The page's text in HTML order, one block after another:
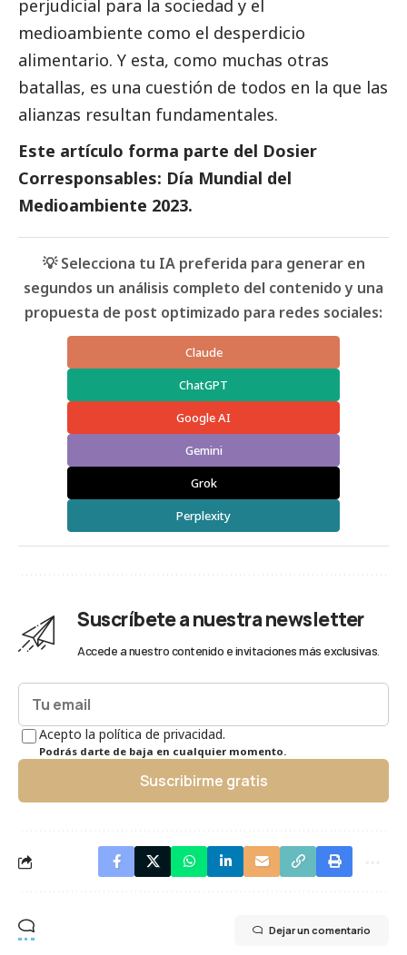
perjudicial para la sociedad y el
medioambiente como el desperdicio
alimentario. Y esta, como muchas otras
batallas, es una cuestión de todos en la que las
alianzas resultan fundamentales.
Este artículo forma parte del Dosier
Corresponsables: Día Mundial del
Medioambiente 2023.
💡 Selecciona tu IA preferida para generar en
segundos un análisis completo del contenido y una
propuesta de post optimizado para redes sociales:
Claude
ChatGPT
Google AI
Gemini
Grok
Perplexity
Suscríbete a nuestra newsletter
Accede a nuestro contenido e invitaciones más exclusivas.
Acepto la política de privacidad.
Podrás darte de baja en cualquier momento.
Suscribirme gratis
Dejar un comentario